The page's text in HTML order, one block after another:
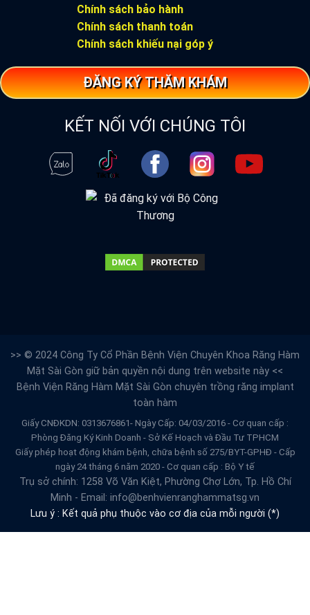
Chính sách bảo hành
Chính sách thanh toán
Chính sách khiếu nại góp ý
ĐĂNG KÝ THĂM KHÁM
KẾT NỐI VỚI CHÚNG TÔI
>> © 2024 Công Ty Cổ Phần Bệnh Viện Chuyên Khoa Răng Hàm
Mặt Sài Gòn giữ bản quyền nội dung trên website này <<
Bệnh Viện Răng Hàm Mặt Sài Gòn chuyên trồng răng implant
toàn hàm
Giấy CNĐKDN: 0313676861- Ngày Cấp: 04/03/2016 - Cơ quan cấp :
Phòng Đăng Ký Kinh Doanh - Sở Kế Hoạch và Đầu Tư TPHCM
Giấy phép hoạt động khám bệnh, chữa bệnh số 275/BYT-GPHĐ - Cấp
ngày 24 tháng 6 năm 2020 - Cơ quan cấp : Bộ Y tế
Trụ sở chính: 1258 Võ Văn Kiệt, Phường Chợ Lớn, Tp. Hồ Chí
Minh - Email: info@benhvienranghammatsg.vn
Lưu ý : Kết quả phụ thuộc vào cơ địa của mỗi người (*)